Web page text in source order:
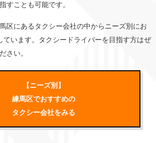
すことも可能です。
区にあるタクシー会社の中からニーズ別にお
ています。タクシードライバーを目指す方はぜ
さい。
【ニーズ別】
練馬区でおすすめの
タクシー会社をみる